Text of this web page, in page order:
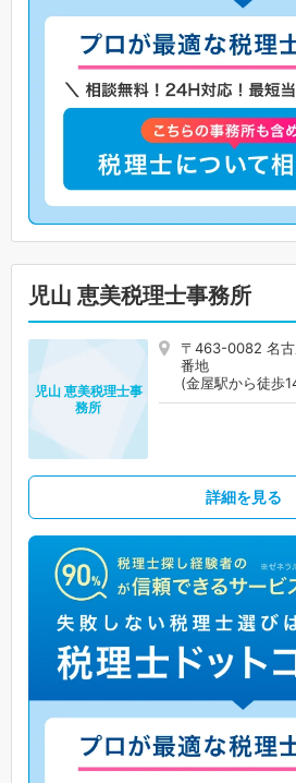
児山 恵美税理士事務所
〒463-0082 名古
番地
(金屋駅から徒歩
児山 恵美税理士事
務所
詳細を見る